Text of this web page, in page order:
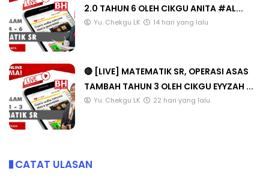
2.0 TAHUN 6 OLEH CIKGU ANITA #AL...
Yu. Chekgu LK 14 hari yang lalu
🔴 [LIVE] MATEMATIK SR, OPERASI ASAS
TAMBAH TAHUN 3 OLEH CIKGU EYYZAH ...
Yu. Chekgu LK 22 hari yang lalu
CATAT ULASAN